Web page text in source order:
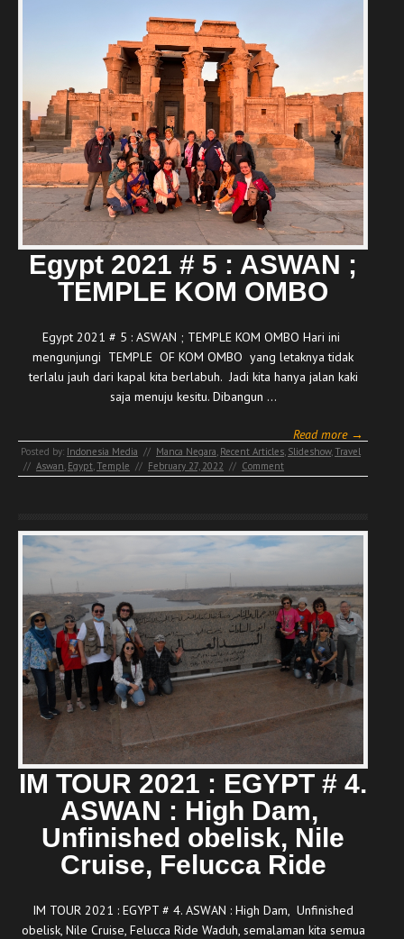
Egypt 2021 # 5 : ASWAN ;
TEMPLE KOM OMBO
Egypt 2021 # 5 : ASWAN ; TEMPLE KOM OMBO Hari ini
mengunjungi TEMPLE OF KOM OMBO yang letaknya tidak
terlalu jauh dari kapal kita berlabuh. Jadi kita hanya jalan kaki
saja menuju kesitu. Dibangun …
Read more →
Posted by: Indonesia Media // Manca Negara, Recent Articles, Slideshow,Travel
// Aswan, Egypt,Temple // February 27, 2022 // Comment
IM TOUR 2021 : EGYPT # 4.
ASWAN : High Dam,
Unfinished obelisk, Nile
Cruise, Felucca Ride
IM TOUR 2021 : EGYPT # 4. ASWAN : High Dam, Unfinished
obelisk, Nile Cruise, Felucca Ride Waduh, semalaman kita semua